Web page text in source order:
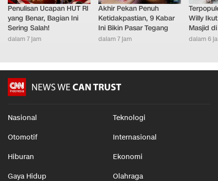
Penulisan Ucapan HUT RI
yang Benar, Bagian Ini
Sering Salah!
dalam 7 jam
Akhir Pekan Penuh
Ketidakpastian, 9 Kabar
Ini Bikin Pasar Tegang
dalam 7 jam
Willy
Masjid
dalam 6
Nasional Teknologi
Otomotif Internasional
Hiburan Ekonomi
Gaya Hidup Olahraga